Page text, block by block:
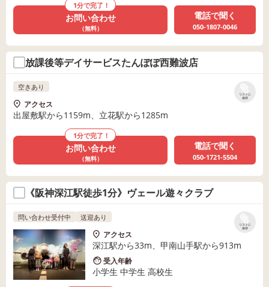
1分で完了！
お問い合わせ
（無料）
電話で聞く
050-1807-0046
放課後等デイサービスたんぽぽ西難波店
リストに
保存
空きあり
アクセス
出屋敷駅から1159m、立花駅から1285m
1分で完了！
お問い合わせ
（無料）
電話で聞く
050-1721-5504
《阪神深江駅徒歩1分》ヴェール遊々クラブ
リストに
保存
問い合わせ受付中 送迎あり
アクセス
深江駅から33m、甲南山手駅から913m
受入年齢
小学生 中学生 高校生